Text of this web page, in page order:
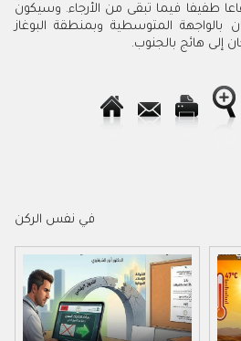
طفيفا فيما تبقى من الأرجاء. وسيكون
بالواجهة المتوسطية وبمنطقة البوغاز
إلى هائج بالجنوب.
في نفس الركن